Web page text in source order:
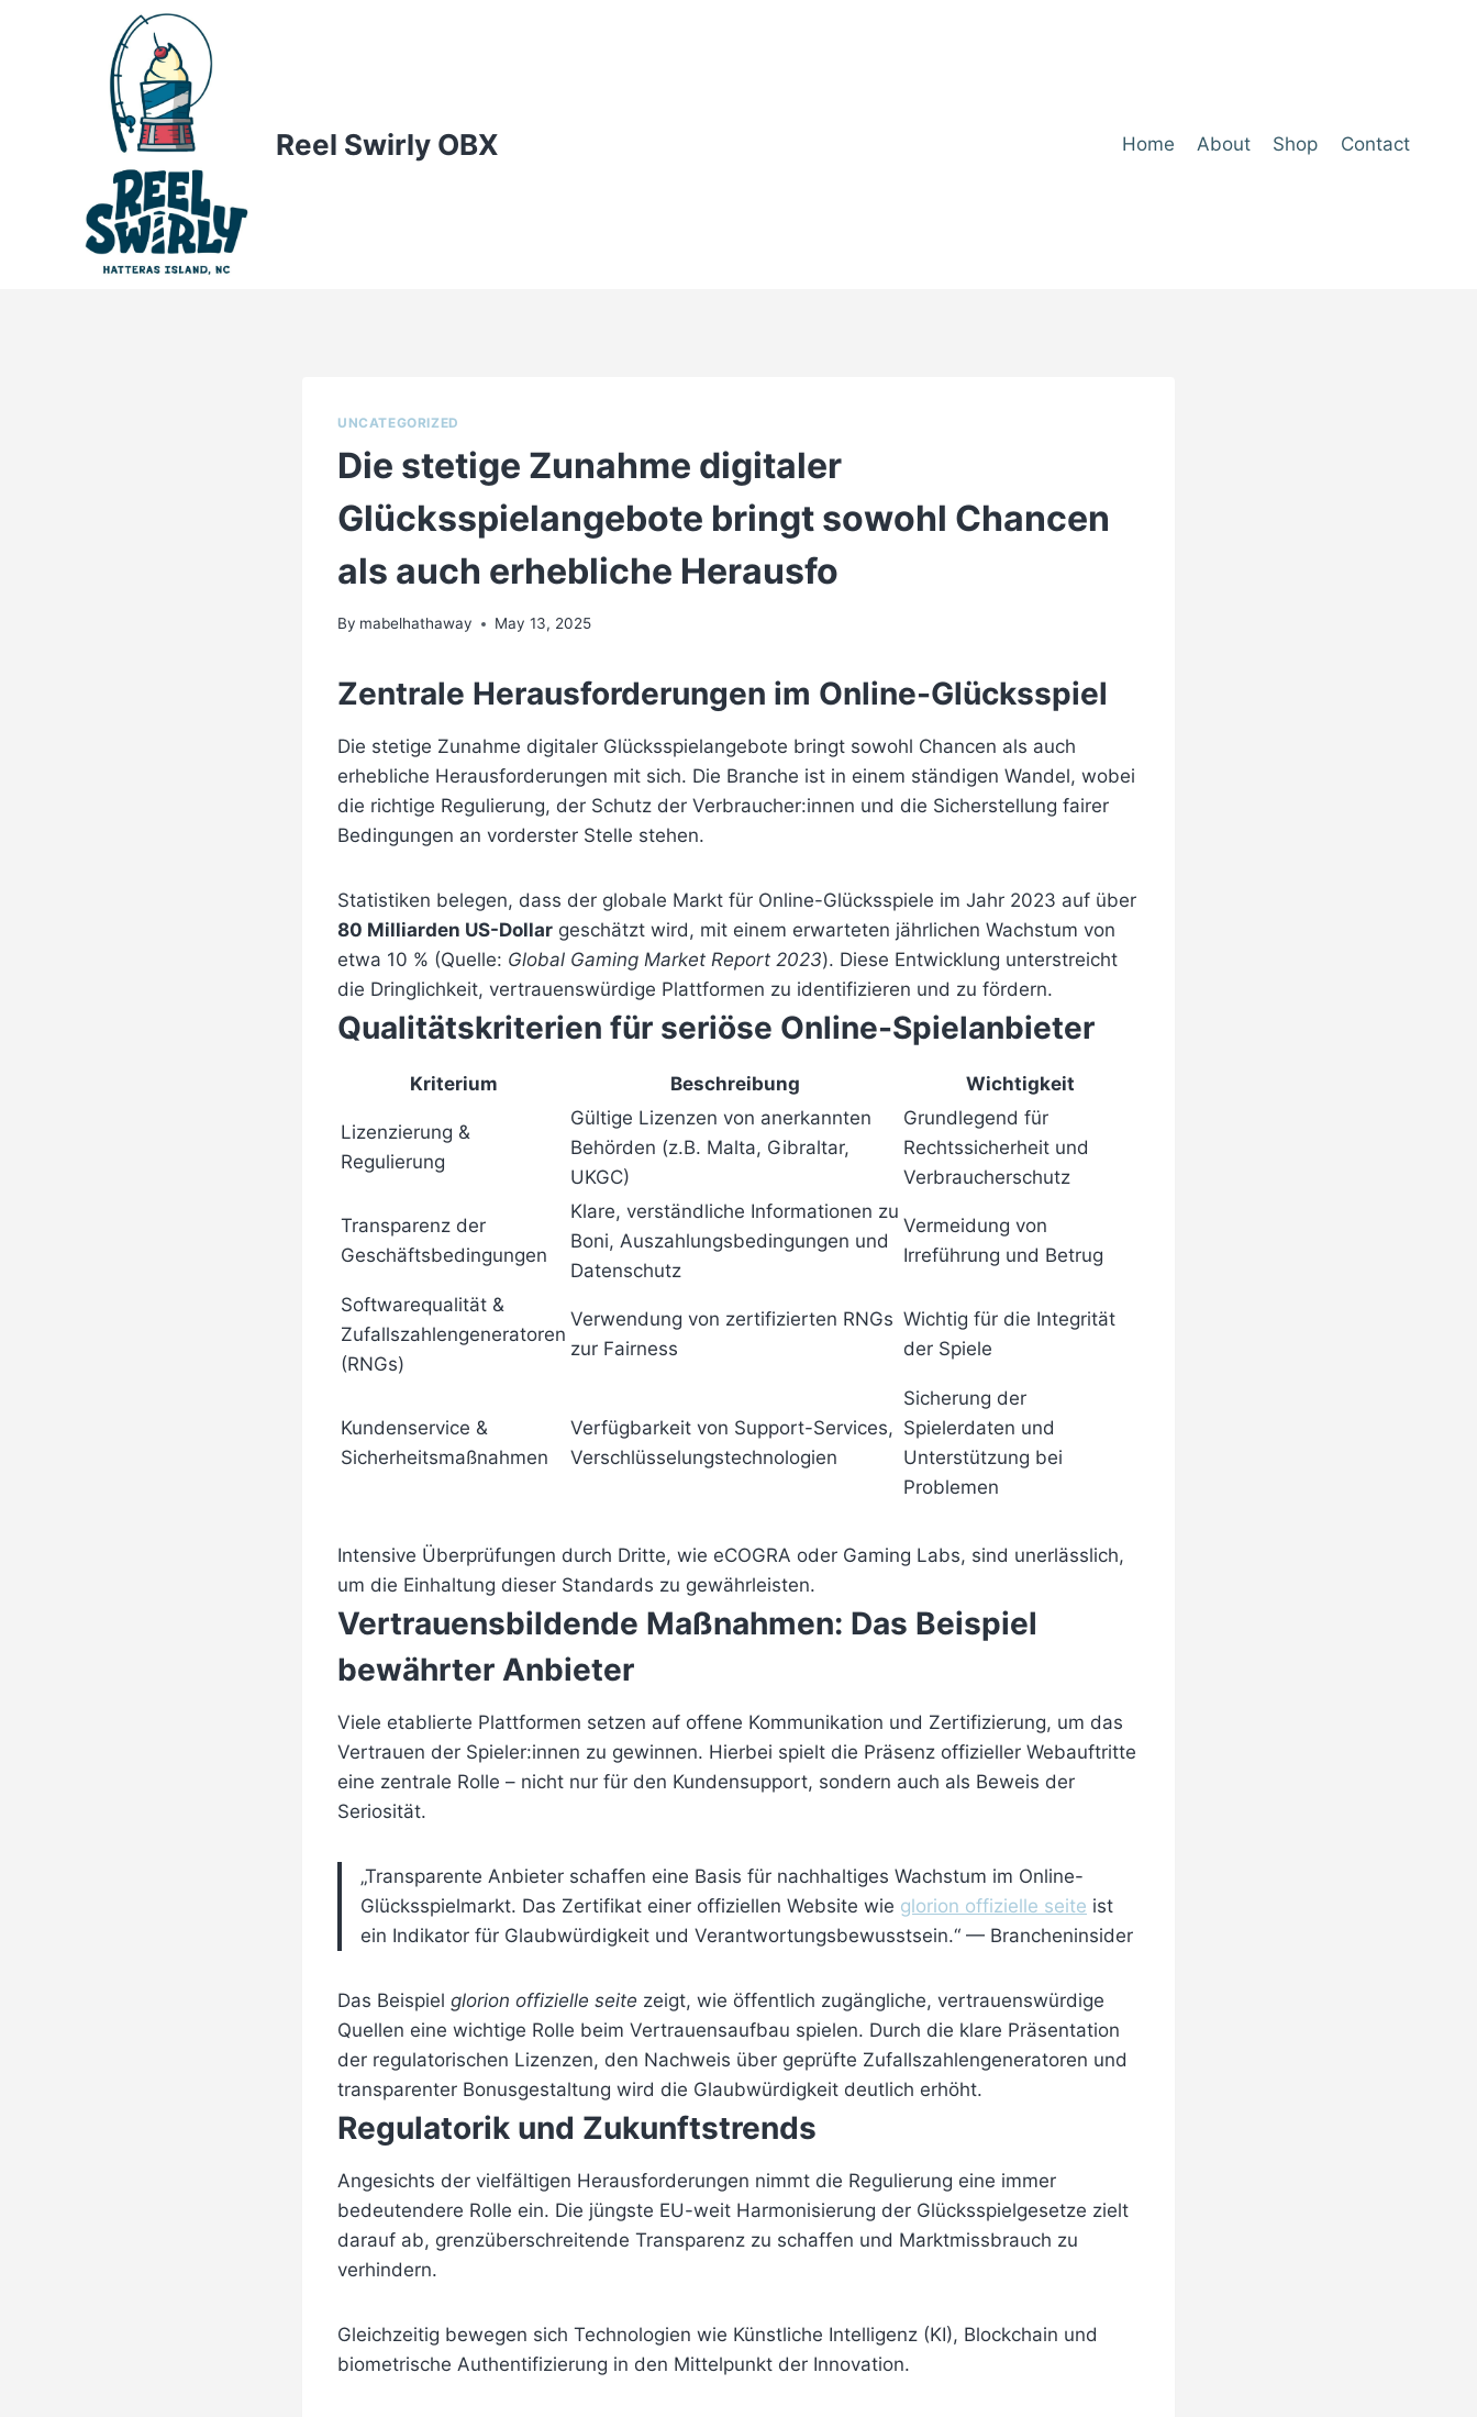
Reel Swirly OBX Home About Shop Contact
UNCATEGORIZED
Die stetige Zunahme digitaler
Glücksspielangebote bringt sowohl Chancen
als auch erhebliche Herausfo
By mabelhathaway May 13, 2025
Zentrale Herausforderungen im Online-Glücksspiel
Die stetige Zunahme digitaler Glücksspielangebote bringt sowohl Chancen als auch
erhebliche Herausforderungen mit sich. Die Branche ist in einem ständigen Wandel, wobei
die richtige Regulierung, der Schutz der Verbraucher:innen und die Sicherstellung fairer
Bedingungen an vorderster Stelle stehen.
Statistiken belegen, dass der globale Markt für Online-Glücksspiele im Jahr 2023 auf über
80 Milliarden US-Dollar geschätzt wird, mit einem erwarteten jährlichen Wachstum von
etwa 10 % (Quelle: Global Gaming Market Report 2023). Diese Entwicklung unterstreicht
die Dringlichkeit, vertrauenswürdige Plattformen zu identifizieren und zu fördern.
Qualitätskriterien für seriöse Online-Spielanbieter
Kriterium Beschreibung Wichtigkeit
Lizenzierung &
Regulierung
Gültige Lizenzen von anerkannten
Behörden (z.B. Malta, Gibraltar,
UKGC)
Grundlegend für
Rechtssicherheit und
Verbraucherschutz
Transparenz der
Geschäftsbedingungen
Klare, verständliche Informationen zu
Boni, Auszahlungsbedingungen und
Datenschutz
Vermeidung von
Irreführung und Betrug
Softwarequalität &
Zufallszahlengeneratoren
(RNGs)
Verwendung von zertifizierten RNGs
zur Fairness
Wichtig für die Integrität
der Spiele
Kundenservice &
Sicherheitsmaßnahmen
Verfügbarkeit von Support-Services,
Verschlüsselungstechnologien
Sicherung der
Spielerdaten und
Unterstützung bei
Problemen
Intensive Überprüfungen durch Dritte, wie eCOGRA oder Gaming Labs, sind unerlässlich,
um die Einhaltung dieser Standards zu gewährleisten.
Vertrauensbildende Maßnahmen: Das Beispiel
bewährter Anbieter
Viele etablierte Plattformen setzen auf offene Kommunikation und Zertifizierung, um das
Vertrauen der Spieler:innen zu gewinnen. Hierbei spielt die Präsenz offizieller Webauftritte
eine zentrale Rolle – nicht nur für den Kundensupport, sondern auch als Beweis der
Seriosität.
„Transparente Anbieter schaffen eine Basis für nachhaltiges Wachstum im Online-
Glücksspielmarkt. Das Zertifikat einer offiziellen Website wie glorion offizielle seite ist
ein Indikator für Glaubwürdigkeit und Verantwortungsbewusstsein.“ — Brancheninsider
Das Beispiel glorion offizielle seite zeigt, wie öffentlich zugängliche, vertrauenswürdige
Quellen eine wichtige Rolle beim Vertrauensaufbau spielen. Durch die klare Präsentation
der regulatorischen Lizenzen, den Nachweis über geprüfte Zufallszahlengeneratoren und
transparenter Bonusgestaltung wird die Glaubwürdigkeit deutlich erhöht.
Regulatorik und Zukunftstrends
Angesichts der vielfältigen Herausforderungen nimmt die Regulierung eine immer
bedeutendere Rolle ein. Die jüngste EU-weit Harmonisierung der Glücksspielgesetze zielt
darauf ab, grenzüberschreitende Transparenz zu schaffen und Marktmissbrauch zu
verhindern.
Gleichzeitig bewegen sich Technologien wie Künstliche Intelligenz (KI), Blockchain und
biometrische Authentifizierung in den Mittelpunkt der Innovation.